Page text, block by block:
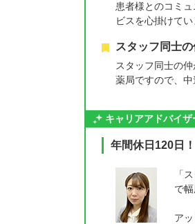
患者様とのコミ
ビスを心掛けてい
スタッフ同士
スタッフ同士の
薬局ですので、
キャリアアドバイザ
年間休日120日
「
で
ア